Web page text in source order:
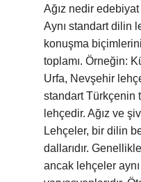
Ağız nedir
Aynı standart dilin
konuşma
toplamı. Örneğin:
Urfa, Nevşehir
standart Türkçenin
lehçedir. Ağız ve
Lehçeler, bir dilin
dallarıdır.
ancak lehçeler